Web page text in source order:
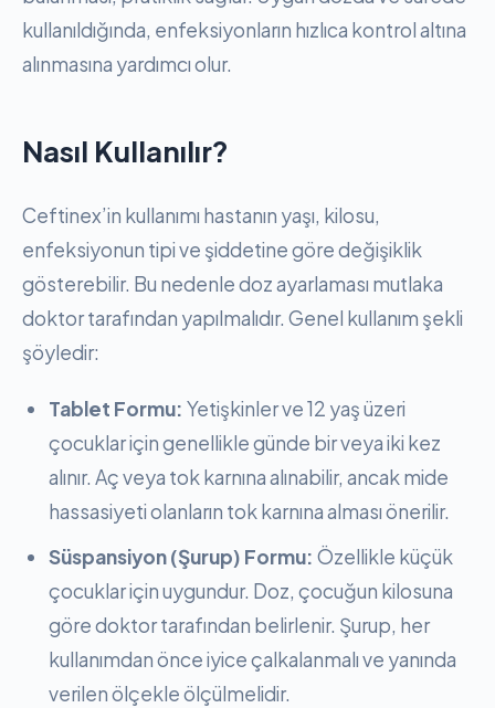
kullanıldığında, enfeksiyonların hızlıca kontrol altına
alınmasına yardımcı olur.
Nasıl Kullanılır?
Ceftinex’in kullanımı hastanın yaşı, kilosu,
enfeksiyonun tipi ve şiddetine göre değişiklik
gösterebilir. Bu nedenle doz ayarlaması mutlaka
doktor tarafından yapılmalıdır. Genel kullanım şekli
şöyledir:
Tablet Formu: Yetişkinler ve 12 yaş üzeri
çocuklar için genellikle günde bir veya iki kez
alınır. Aç veya tok karnına alınabilir, ancak mide
hassasiyeti olanların tok karnına alması önerilir.
Süspansiyon (Şurup) Formu: Özellikle küçük
çocuklar için uygundur. Doz, çocuğun kilosuna
göre doktor tarafından belirlenir. Şurup, her
kullanımdan önce iyice çalkalanmalı ve yanında
verilen ölçekle ölçülmelidir.